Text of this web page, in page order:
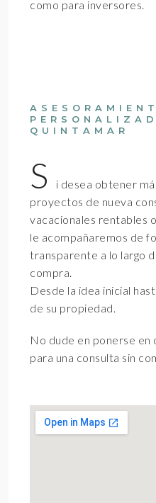
como para inversores.
QUINTAMAR
S
i desea obtener
proyectos de nueva
vacacionales rentables
le acompañaremos de
transparente a lo largo
compra.
Desde la idea inicial
de su propiedad.
No dude en ponerse
para una consulta sin